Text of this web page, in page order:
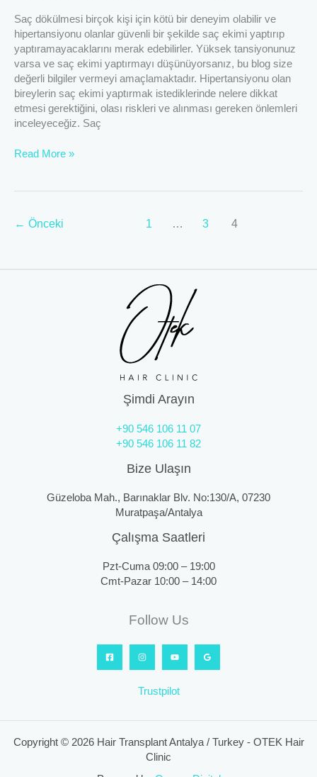
Saç dökülmesi birçok kişi için kötü bir deneyim olabilir ve
hipertansiyonu olanlar güvenli bir şekilde saç ekimi yaptırıp
yaptıramayacaklarını merak edebilirler. Yüksek tansiyonunuz
varsa ve saç ekimi yaptırmayı düşünüyorsanız, bu blog size
değerli bilgiler vermeyi amaçlamaktadır. Hipertansiyonu olan
bireylerin saç ekimi yaptırmak istediklerinde nelere dikkat
etmesi gerektiğini, olası riskleri ve alınması gereken önlemleri
inceleyeceğiz. Saç
Read More »
← Önceki 1 … 3 4
Şimdi Arayın
+90 546 106 11 07
+90 546 106 11 82
Bize Ulaşın
Güzeloba Mah., Barınaklar Blv. No:130/A, 07230
Muratpaşa/Antalya
Çalışma Saatleri
Pzt-Cuma 09:00 – 19:00
Cmt-Pazar 10:00 – 14:00
Follow Us
Trustpilot
Copyright © 2026 Hair Transplant Antalya / Turkey - OTEK Hair
Clinic